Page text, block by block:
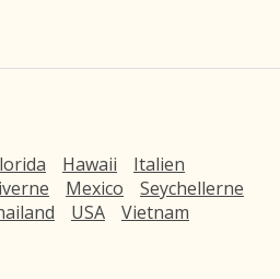
Hawaii
Italien
Mexico
Seychellerne
USA
Vietnam